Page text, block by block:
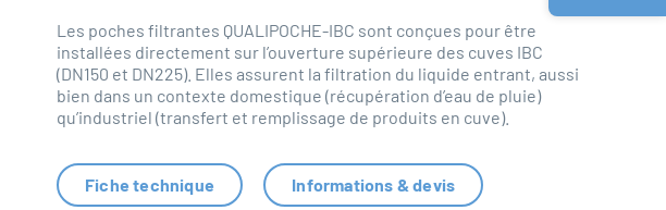
Les poches filtrantes QUALIPOCHE-IBC sont conçues pour être
installées directement sur l’ouverture supérieure des cuves IBC
(DN150 et DN225). Elles assurent la filtration du liquide entrant, aussi
bien dans un contexte domestique (récupération d’eau de pluie)
qu’industriel (transfert et remplissage de produits en cuve).
Fiche technique Informations & devis